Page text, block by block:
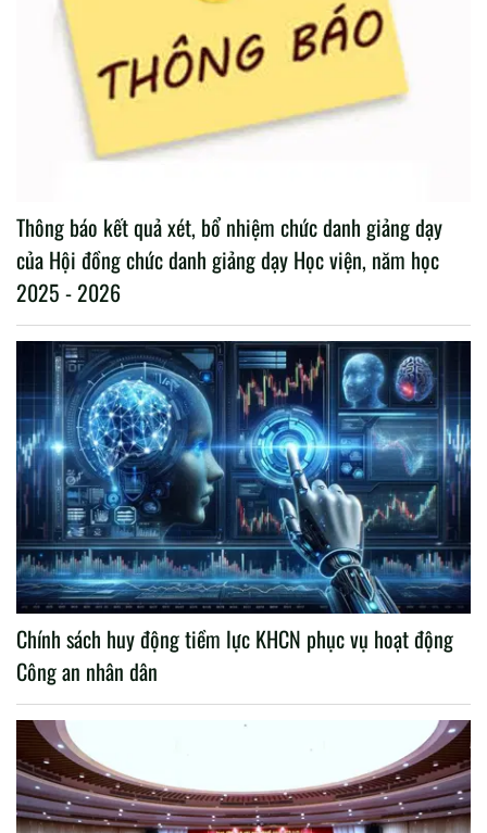
Thông báo kết quả xét, bổ nhiệm chức danh giảng dạy
của Hội đồng chức danh giảng dạy Học viện, năm học
2025 - 2026
Chính sách huy động tiềm lực KHCN phục vụ hoạt động
Công an nhân dân